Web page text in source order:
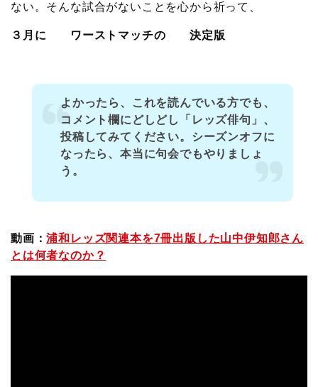
ない。そんな試合がないことを心から祈って、
３月に ワーストマッチの 決定版
よかったら、これを読んでいる方でも、
コメント欄にどしどし「レッズ俳句」、
投稿してみてください。シーズンオフに
なったら、本当に句会でもやりましょ
う。
動画：浦和レッズ関連本を7冊出版した山中伊知郎さん
とは何者なのか？